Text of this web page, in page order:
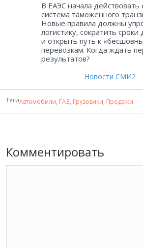
В ЕАЭС начала действовать
система таможенного
Новые правила должны
логистику, сократить сроки
и открыть путь к
перевозкам. Когда ждать
результатов?
Новости СМИ2
ТегиАвтомобили, ГАЗ, Грузовики, Продажи.
Комментировать